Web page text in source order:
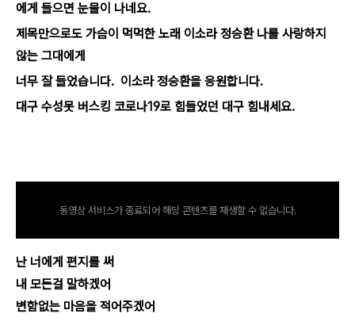
에게 들으면 눈물이 나네요.
제목만으로도 가슴이 먹먹한 노래 이소라 정승환 나를 사랑하지
않는 그대에게
너무 잘 들었습니다. 이소라 정승환을 응원합니다.
대구 수성못 버스킹 코로나19로 힘들었던 대구 힘내세요.
동영상 서비스가 종료되어 해당 콘텐츠를 재생할 수 없습니다.
난 너에게 편지를 써
내 모든걸 말하겠어
변함없는 마음을 적어주겠어